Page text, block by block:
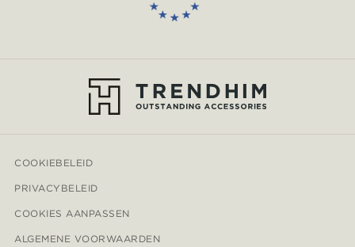
COOKIEBELEID
PRIVACYBELEID
COOKIES AANPASSEN
ALGEMENE VOORWAARDEN